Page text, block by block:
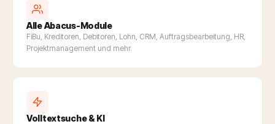
Alle Abacus-Module
FiBu, Kreditoren, Debitoren, Lohn, CRM, Auftragsbearbeitung, HR,
Projektmanagement und mehr.
Volltextsuche & KI